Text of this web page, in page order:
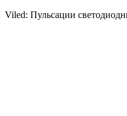
Viled: Пульсации